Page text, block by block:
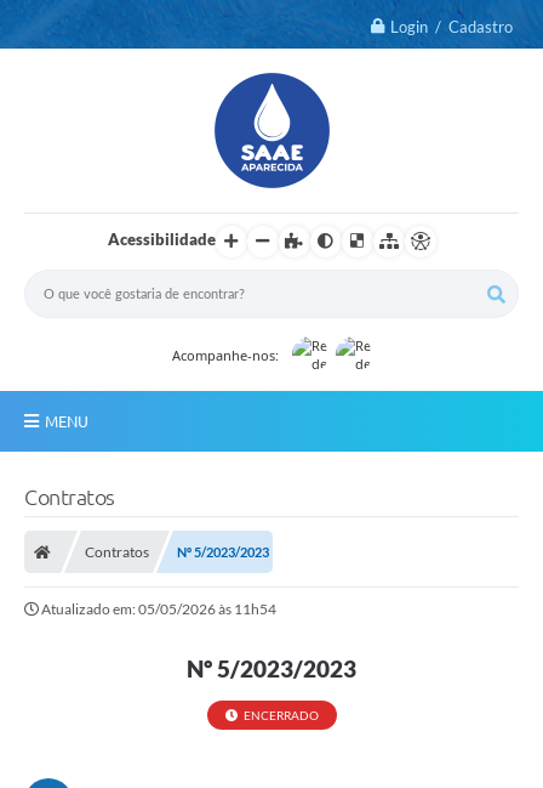
Login / Cadastro
Acessibilidade
Acompanhe-nos:
MENU
Tarifa de água
Contratos
Contratos Nº 5/2023/2023
Atualizado em: 05/05/2026 às 11h54
Nº 5/2023/2023
ENCERRADO